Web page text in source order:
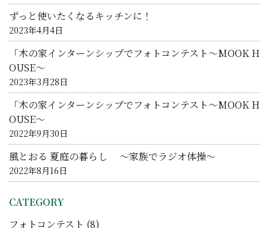
ずっと使いたくなるキッチンに！
2023年4月4日
「木の家インターンシップでフォトコンテスト～MOOK H
OUSE～
2023年3月28日
「木の家インターンシップでフォトコンテスト～MOOK H
OUSE～
2022年9月30日
風とおる 夏庭の暮らし ～家族でラジオ体操～
2022年8月16日
CATEGORY
フォトコンテスト (8)